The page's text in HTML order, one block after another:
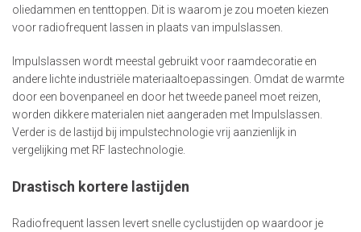
oliedammen en tenttoppen. Dit is waarom je zou moeten kiezen
voor radiofrequent lassen in plaats van impulslassen.
Impulslassen wordt meestal gebruikt voor raamdecoratie en
andere lichte industriële materiaaltoepassingen. Omdat de warmte
door een bovenpaneel en door het tweede paneel moet reizen,
worden dikkere materialen niet aangeraden met Impulslassen.
Verder is de lastijd bij impulstechnologie vrij aanzienlijk in
vergelijking met RF lastechnologie.
Drastisch kortere lastijden
Radiofrequent lassen levert snelle cyclustijden op waardoor je